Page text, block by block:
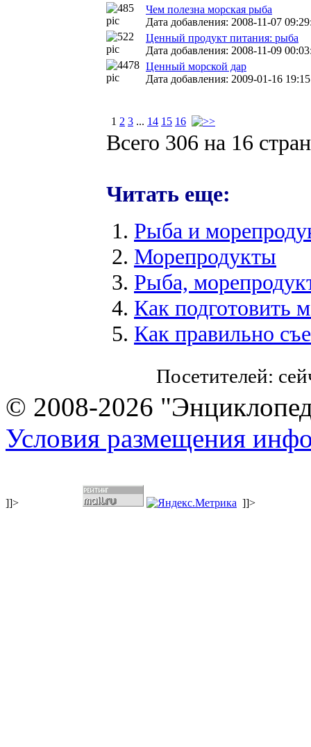
Чем полезна морская рыба
Дата добавления: 2008-11-07
Ценный продукт питания: рыба
Дата добавления: 2008-11-09
Ценный морской дар
Дата добавления: 2009-01-16
1 2 3 ... 14 15 16
Всего 306 на 16
Читать еще:
Рыба и
Морепродукты
Рыба,
Как подготовить
Как правильно
Посетителей:
© 2008-2026
Условия размещения
]]> ]]>